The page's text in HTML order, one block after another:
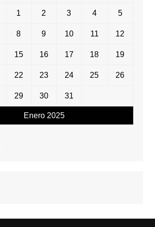
Enero 2025
1 2 3 4 5
8 9 10 11 12
15 16 17 18 19
22 23 24 25 26
29 30 31